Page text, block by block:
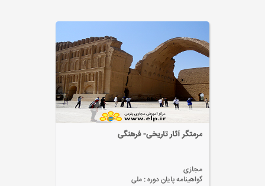
آشنایی با صدابرداری استودیویی
گواهینامه پایان دوره :